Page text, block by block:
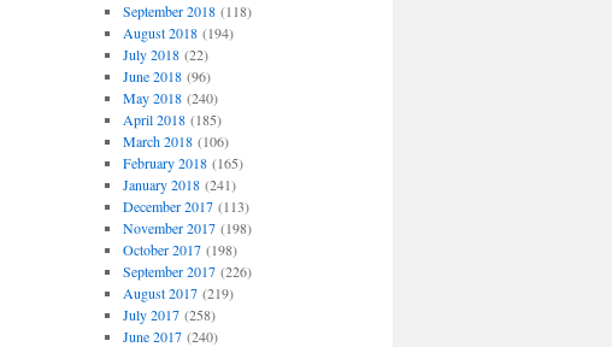
September 2018(118)
August 2018(194)
July 2018(22)
June 2018(96)
May 2018(240)
April 2018(185)
March 2018(106)
February 2018(165)
January 2018(241)
December 2017(113)
November 2017(198)
October 2017(198)
September 2017(226)
August 2017(219)
July 2017(258)
June 2017(240)